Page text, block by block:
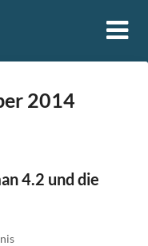
2014
4.2 und die